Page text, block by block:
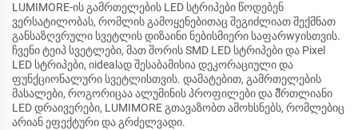
LUMIMORE-ის გამრთელების LED სტრიპები წოდებენ
ვერსატილობას, რომლის გამოყენებითაც შეგიძლიათ შექმნათ
განსაზღვრული სვეტლის დიზაინი ნებისმიერი საფარwyისთვის.
ჩვენი ტეიპ სვეტლები, მათ შორის SMD LED სტრიპები და Pixel
LED სტრიპები, იidealად შესაბამისია დეკორაციული და
ფუნქციონალური სვეტლისთვის. დამატებით, გამრთელების
მასალები, როგორიცაა ალუმინის პროფილები და მัრთლიანი
LED დრაივერები, LUMIMORE გთავაზობთ ამოხსნებს, რომლებიც
არიან ეფექტური და გრძელვადი.